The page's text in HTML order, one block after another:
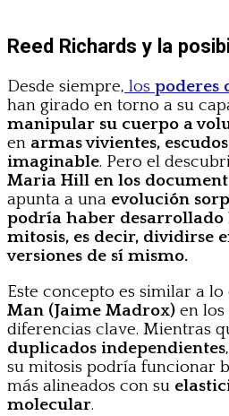
Reed Richards y la
Desde siempre, los poderes
han girado en torno a su
manipular su cuerpo a
en armas vivientes,
imaginable. Pero el
Maria Hill en los
apunta a una evolución
podría haber desarrollado
mitosis, es decir, dividirse
versiones de sí mismo.
Este concepto es similar a lo
Man (Jaime Madrox) en los
diferencias clave. Mientras
duplicados independientes
su mitosis podría funcionar
más alineados con su
molecular.